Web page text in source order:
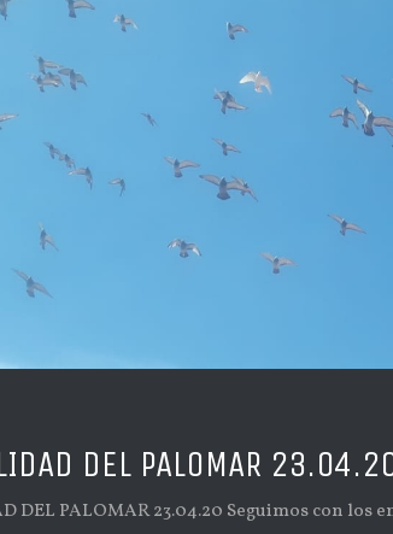
DEL PALOMAR
DEL PALOMAR 23.04.20 Seguimos con